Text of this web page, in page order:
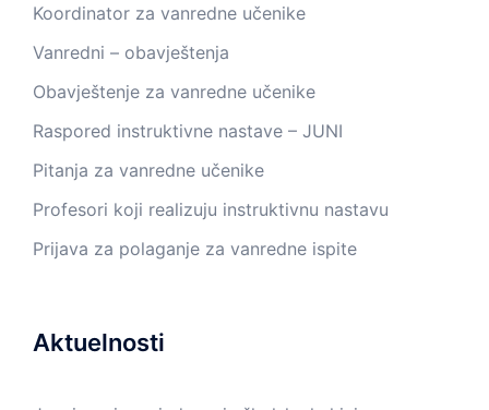
Koordinator za vanredne učenike
Vanredni – obavještenja
Obavještenje za vanredne učenike
Raspored instruktivne nastave – JUNI
Pitanja za vanredne učenike
Profesori koji realizuju instruktivnu nastavu
Prijava za polaganje za vanredne ispite
Aktuelnosti